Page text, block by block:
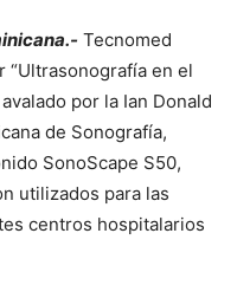
Tecnomed
“Ultrasonografía en el
por la Ian Donald
de Sonografía,
SonoScape S50,
utilizados para las
centros hospitalarios